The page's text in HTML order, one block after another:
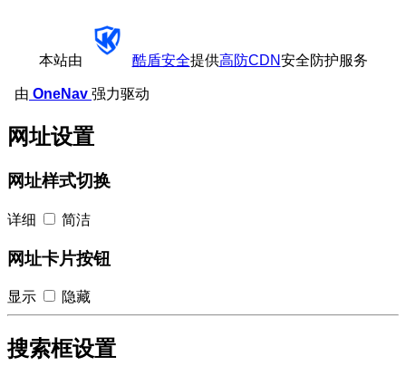
本站由 酷盾安全提供高防CDN安全防护服务
由 OneNav 强力驱动
网址设置
网址样式切换
详细 简洁
网址卡片按钮
显示 隐藏
搜索框设置